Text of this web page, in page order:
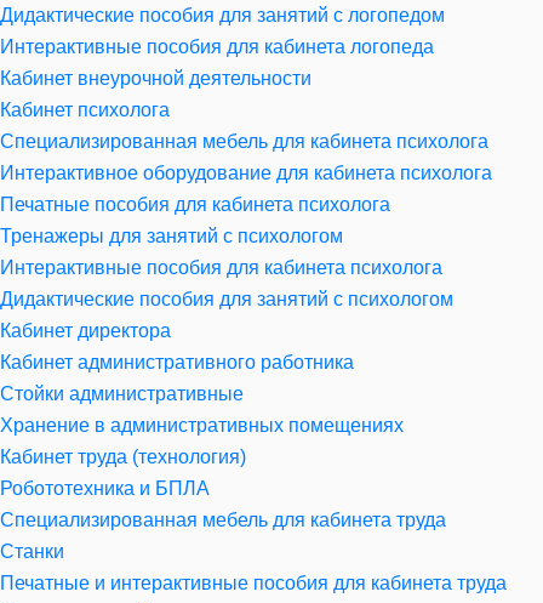
Дидактические пособия для занятий с логопедом
Интерактивные пособия для кабинета логопеда
Кабинет внеурочной деятельности
Кабинет психолога
Специализированная мебель для кабинета психолога
Интерактивное оборудование для кабинета психолога
Печатные пособия для кабинета психолога
Тренажеры для занятий с психологом
Интерактивные пособия для кабинета психолога
Дидактические пособия для занятий с психологом
Кабинет директора
Кабинет административного работника
Стойки административные
Хранение в административных помещениях
Кабинет труда (технология)
Робототехника и БПЛА
Специализированная мебель для кабинета труда
Станки
Печатные и интерактивные пособия для кабинета труда